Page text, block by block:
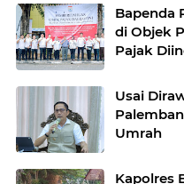
Bapenda
di Objek
Pajak
Usai
Umrah
Kapolres